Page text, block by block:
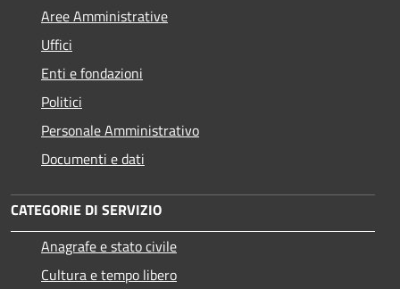
Aree Amministrative
Uffici
Enti e fondazioni
Politici
Personale Amministrativo
Documenti e dati
CATEGORIE DI SERVIZIO
Anagrafe e stato civile
Cultura e tempo libero